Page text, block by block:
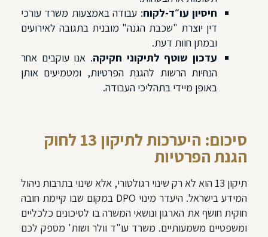
חיסיון עו״ד-לקוח: עבודה באמצעות משרד עורכי
דין יוצרת "שכבת הגנה" מובנית בתגובה לאירועים
ובמתן חוות דעת.
עדכון שוטף לתיקוני חקיקה. אנו עוקבים אחר
הנחיות הרשות להגנת הפרטיות, ומטמיעים אותן
באופן מיידי בתהליכי העבודה.
סיכום: היערכות לתיקון 13 לחוק
הגנת הפרטיות
תיקון 13 הוא לא רק שינוי רגולטורי, אלא שינוי בתרבות ניהול
המידע בישראל. היעדר מינוי DPO במקום שבו קיימת חובה
חוקית חושף את הארגון ונושאי המשרה בו לסיכונים כלכליים
ומשפטיים משמעותיים. משרד עו"ד וולר ושות' מספק לכם